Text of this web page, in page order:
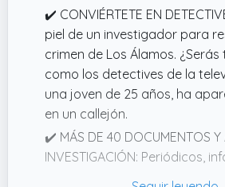
✔️ CONVIÉRTETE EN
piel de un investigador para
crimen de Los Álamos.
como los detectives de la
una joven de 25 años, ha
en un callejón.
✔️ MÁS DE 40 DOCUMENTOS Y
INVESTIGACIÓN: Periódicos,